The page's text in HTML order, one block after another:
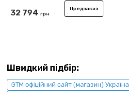
32 794 грн
Предзаказ
Швидкий підбір:
GTM офіційний сайт (магазин) Україна